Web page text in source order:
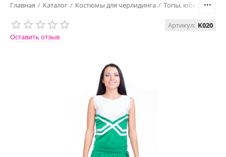
Главная / Каталог / Костюмы для черлидинга / Топы, юбки, шорты
Оставить отзыв
Артикул: K020